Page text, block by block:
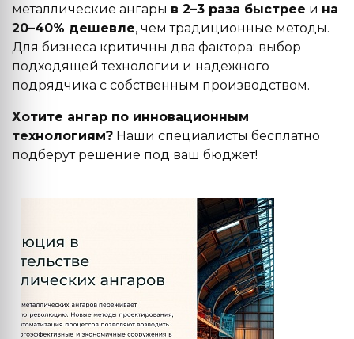
металлические ангары в 2–3 раза быстрее и на
20–40% дешевле, чем традиционные методы.
Для бизнеса критичны два фактора: выбор
подходящей технологии и надежного
подрядчика с собственным производством.
Хотите ангар по инновационным
технологиям? Наши специалисты бесплатно
подберут решение под ваш бюджет!